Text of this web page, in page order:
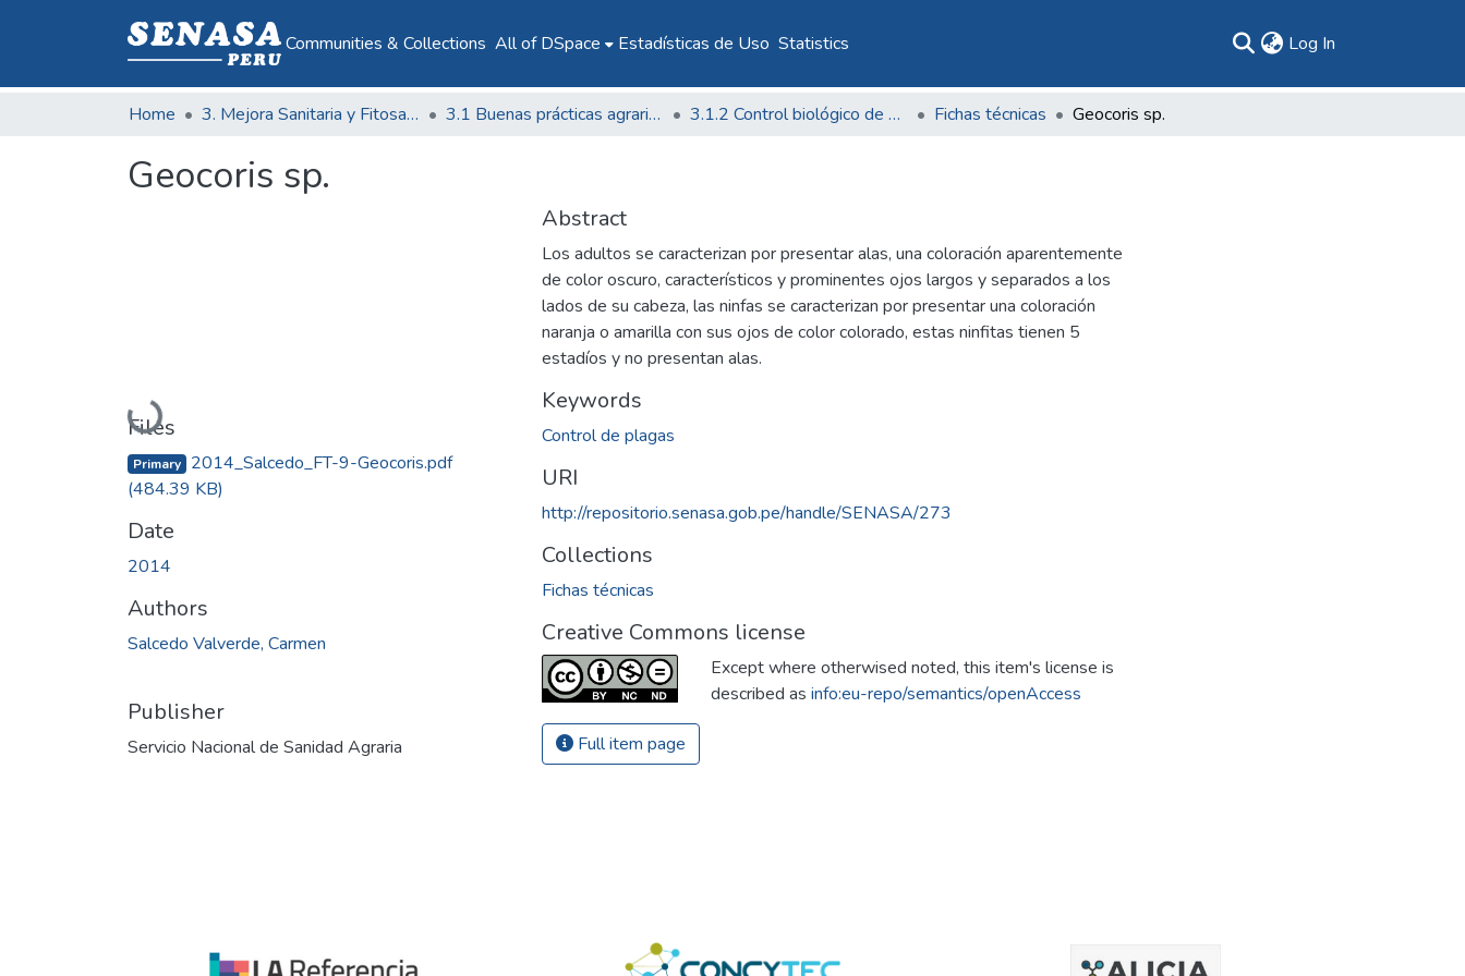
Communities & Collections All of DSpace Estadísticas de Uso Statistics Log In
Home 3. Mejora Sanitaria y Fitosanitaria 3.1 Buenas prácticas agrarias 3.1.2 Control biológico de plagas agrícolas Fichas técnicas Geocoris sp.
Geocoris sp.
Loading...
Files
Primary 2014_Salcedo_FT-9-Geocoris.pdf
(484.39 KB)
Date
2014
Authors
Salcedo Valverde, Carmen
Publisher
Servicio Nacional de Sanidad Agraria
Abstract
Los adultos se caracterizan por presentar alas, una coloración aparentemente
de color oscuro, característicos y prominentes ojos largos y separados a los
lados de su cabeza, las ninfas se caracterizan por presentar una coloración
naranja o amarilla con sus ojos de color colorado, estas ninfitas tienen 5
estadíos y no presentan alas.
Keywords
Control de plagas
URI
http://repositorio.senasa.gob.pe/handle/SENASA/273
Collections
Fichas técnicas
Creative Commons license
Except where otherwised noted, this item's license is
described as info:eu-repo/semantics/openAccess
Full item page